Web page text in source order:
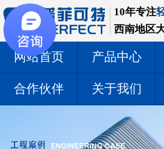
10年专注
西南地区
网站首页 产品中心
合作伙伴 关于我们